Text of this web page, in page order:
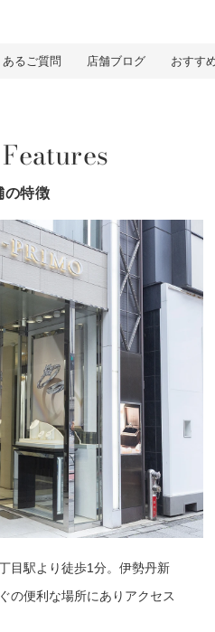
あるご質問 店舗ブログ おすす
の特徴
目駅より徒歩1分。伊勢丹新
の便利な場所にありアクセス